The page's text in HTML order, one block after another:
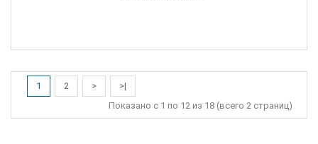
1 2 >
>|
Показано с 1 по 12 из 18 (всего 2 страниц)